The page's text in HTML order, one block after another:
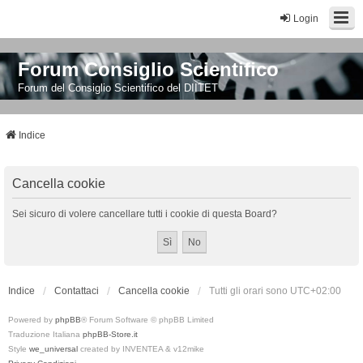
Login
Forum Consiglio Scientifico
Forum del Consiglio Scientifico del DIITET
Indice
Cancella cookie
Sei sicuro di volere cancellare tutti i cookie di questa Board?
Indice Contattaci Cancella cookie Tutti gli orari sono UTC+02:00
Powered by phpBB® Forum Software © phpBB Limited
Traduzione Italiana phpBB-Store.it
Style we_universal created by INVENTEA & v12mike